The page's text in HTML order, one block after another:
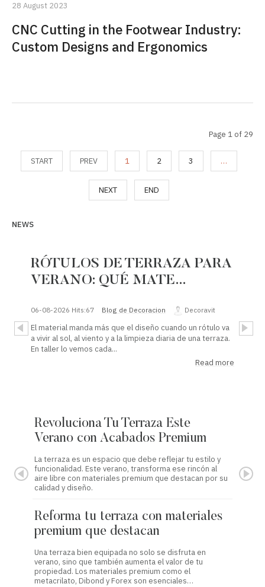
28 August 2023
CNC Cutting in the Footwear Industry:
Custom Designs and Ergonomics
Page 1 of 29
START PREV 1 2 3 …
NEXT END
NEWS
RÓTULOS DE TERRAZA PARA
VERANO: QUÉ MATE…
06-08-2026 Hits:67 Blog de Decoracion Decoravit
El material manda más que el diseño cuando un rótulo va
a vivir al sol, al viento y a la limpieza diaria de una terraza.
En taller lo vemos cada...
Read more
Revoluciona Tu Terraza Este
Verano con Acabados Premium
La terraza es un espacio que debe reflejar tu estilo y
funcionalidad. Este verano, transforma ese rincón al
aire libre con materiales premium que destacan por su
calidad y diseño.
Reforma tu terraza con materiales
premium que destacan
Una terraza bien equipada no solo se disfruta en
verano, sino que también aumenta el valor de tu
propiedad. Los materiales premium como el
metacrilato, Dibond y Forex son esenciales…